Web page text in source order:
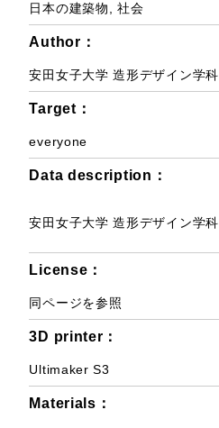
日本の建築物,社会
Author：
安田女子大学 造形デザイン学科
Target：
everyone
Data description：
安田女子大学 造形デザイン学科
License：
同ページを参照
3D printer：
Ultimaker S3
Materials：